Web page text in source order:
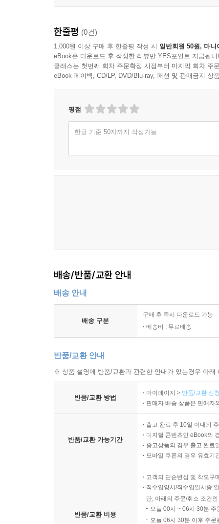
한줄평 (0건)
1,000원 이상 구매 후 한줄평 작성 시 일반회원 50원, 마니
eBook은 다운로드 후 작성한 리뷰만 YES포인트 지급됩니
클래스는 첫번째 회차 주문확정 시점부터 마지막 회차 주
eBook 페이백, CD/LP, DVD/Blu-ray, 패션 및 판매금지 상
평점
한글 기준 50자까지 작성가능
배송/반품/교환 안내
배송 안내
배송 구분
구매 후 즉시 다운로드 가능
배송비 : 무료배송
반품/교환 안내
※ 상품 설명에 반품/교환과 관련한 안내가 있는경우 아
반품/교환 방법
마이페이지 > 반품/교환 신
판매자 배송 상품은 판매자
반품/교환 가능기간
출고 완료 후 10일 이내의
디지털 콘텐츠인 eBook의
중고상품의 경우 출고 완료
모바일 쿠폰의 경우 유효기
반품/교환 비용
고객의 단순변심 및 착오구
직수입양서/직수입일서중
단, 아래의 주문/취소 조건
오늘 00시 ~ 06시 30분
오늘 06시 30분 이후 주